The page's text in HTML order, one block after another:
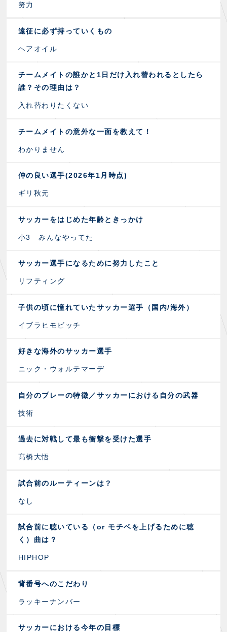
努力
遠征に必ず持っていくもの
ヘアオイル
チームメイトの誰かと1日だけ入れ替われるとしたら
誰？その理由は？
入れ替わりたくない
チームメイトの意外な一面を教えて！
わかりません
仲の良い選手(2026年1月時点)
ギリ秋元
サッカーをはじめた年齢ときっかけ
小3 みんなやってた
サッカー選手になるために努力したこと
リフティング
子供の頃に憧れていたサッカー選手（国内/海外）
イブラヒモビッチ
好きな海外のサッカー選手
ニック・ウォルテマーデ
自分のプレーの特徴／サッカーにおける自分の武器
技術
過去に対戦して最も衝撃を受けた選手
髙橋大悟
試合前のルーティーンは？
なし
試合前に聴いている（or モチベを上げるために聴
く）曲は？
HIPHOP
背番号へのこだわり
ラッキーナンバー
サッカーにおける今年の目標